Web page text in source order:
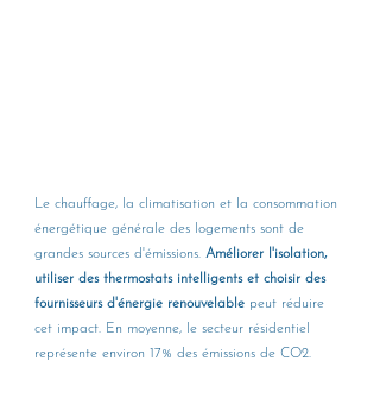
Le chauffage, la climatisation et la consommation
énergétique générale des logements sont de
grandes sources d'émissions. Améliorer l'isolation,
utiliser des thermostats intelligents et choisir des
fournisseurs d'énergie renouvelable peut réduire
cet impact. En moyenne, le secteur résidentiel
représente environ 17% des émissions de CO2.